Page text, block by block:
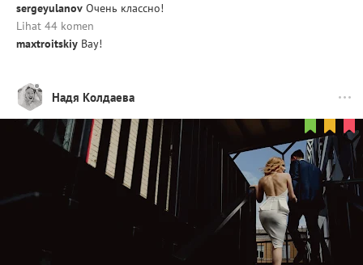
sergeyulanov Очень классно!
Lihat 44 komen
maxtroitskiy Вау!
Надя Колдаева